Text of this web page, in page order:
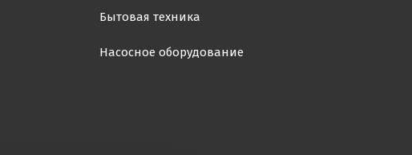
Бытовая техника
Насосное оборудование